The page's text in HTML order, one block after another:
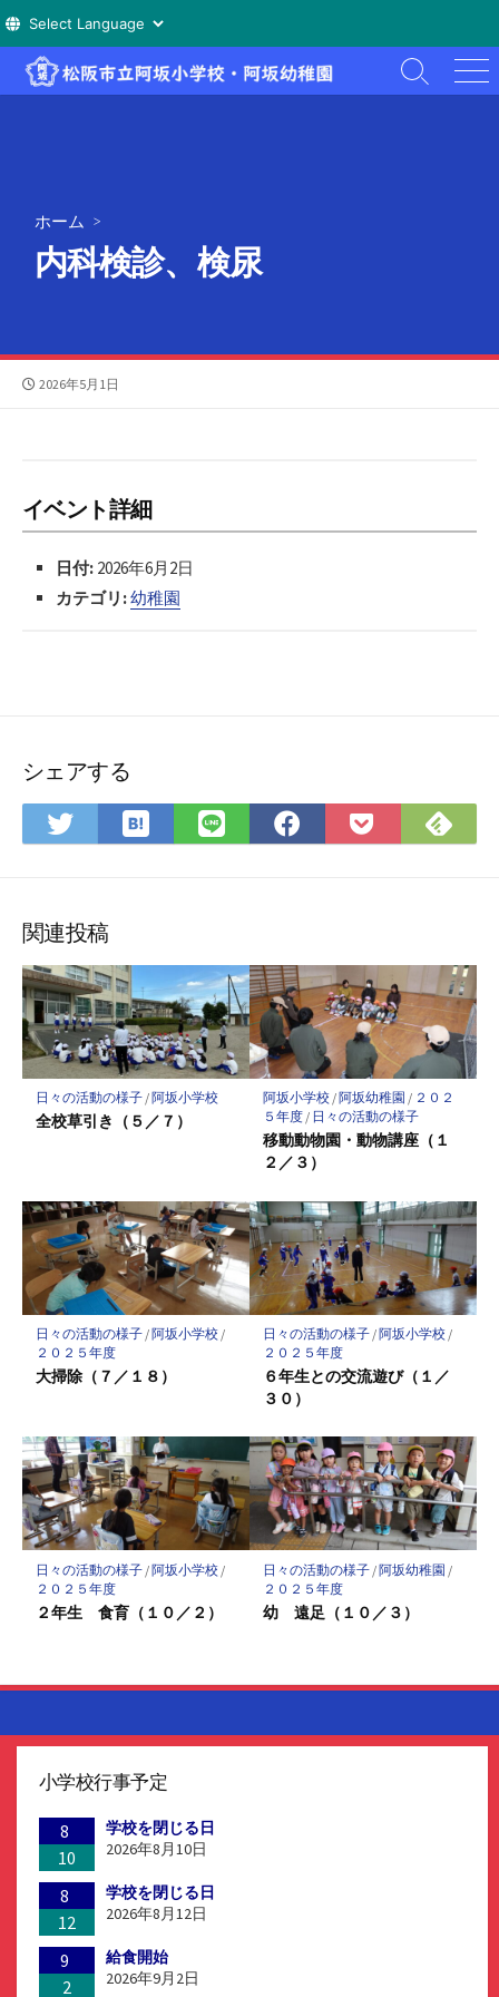
検
索
メ
ニ
ホーム >
内科検診、検尿
公
2026年5月1日
イベント詳細
日付: 2026年6月2日
カテゴリ:幼稚園
シェアする
Twitter
で
ア
は
て
マ
ー
ク
に
保
存
LINE
で
Facebook
で
Pocket
に
で
関連投稿
日々の活動の様子/阿坂小学校
全校草引き（５／７）
阿坂小学校/阿坂幼稚園 / ２０２
５年度/ 日々の活動の様子
移動動物園・動物講座（１
２／３）
日々の活動の様子/阿坂小学校/
２０２５年度
大掃除（７／１８）
日々の活動の様子/阿坂小学校/
２０２５年度
６年生との交流遊び（１／
３０）
日々の活動の様子/阿坂小学校/
２０２５年度
２年生 食育（１０／２）
日々の活動の様子/阿坂幼稚園 /
２０２５年度
幼 遠足（１０／３）
小学校行事予定
8
10
学校を閉じる日
2026年8月10日
8
12
学校を閉じる日
2026年8月12日
9
2
給食開始
2026年9月2日